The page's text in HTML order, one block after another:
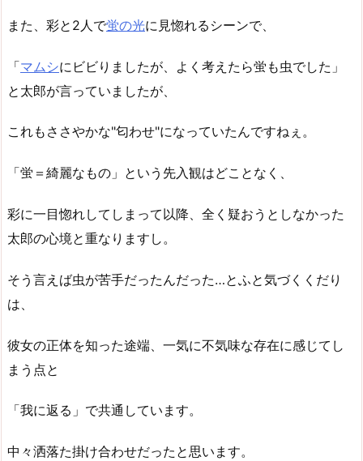
また、彩と2人で蛍の光に見惚れるシーンで、
「マムシにビビりましたが、よく考えたら蛍も虫でした」
と太郎が言っていましたが、
これもささやかな"匂わせ"になっていたんですねぇ。
「蛍＝綺麗なもの」という先入観はどことなく、
彩に一目惚れしてしまって以降、全く疑おうとしなかった
太郎の心境と重なりますし。
そう言えば虫が苦手だったんだった…とふと気づくくだり
は、
彼女の正体を知った途端、一気に不気味な存在に感じてし
まう点と
「我に返る」で共通しています。
中々洒落た掛け合わせだったと思います。